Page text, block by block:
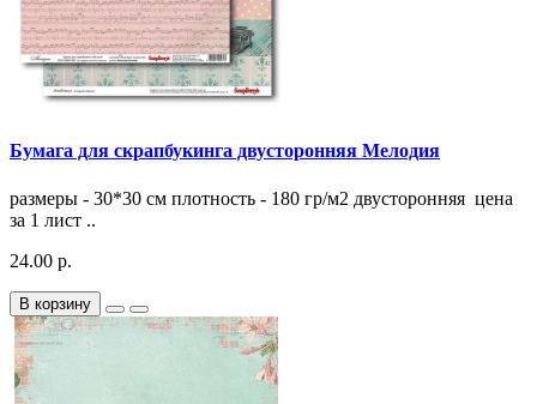
Бумага для скрапбукинга двусторонняя Мелодия
размеры - 30*30 см плотность - 180 гр/м2 двусторонняя цена
за 1 лист ..
24.00 р.
В корзину